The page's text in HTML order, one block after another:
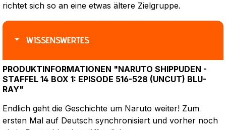
richtet sich so an eine etwas ältere Zielgruppe.
WISSENSWERTES
PRODUKTINFORMATIONEN "NARUTO SHIPPUDEN -
STAFFEL 14 BOX 1: EPISODE 516-528 (UNCUT) BLU-
RAY"
Endlich geht die Geschichte um Naruto weiter! Zum
ersten Mal auf Deutsch synchronisiert und vorher noch